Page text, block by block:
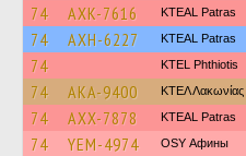
74 AXK-7616 KTEAL Patras
74 AXH-6227 KTEAL Patras
74 ΚΤΕL Phthiotis
74 AKA-9400 ΚΤΕΛ Λακωνίας
74 AXX-7878 KTEAL Patras
74 YEM-4974 OSY Афины